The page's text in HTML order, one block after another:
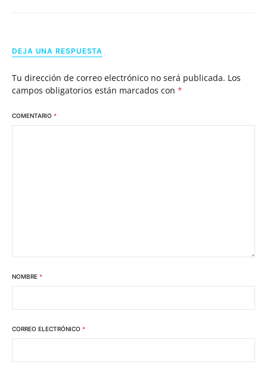
DEJA UNA RESPUESTA
Tu dirección de correo electrónico no será publicada. Los
campos obligatorios están marcados con *
COMENTARIO *
NOMBRE *
CORREO ELECTRÓNICO *